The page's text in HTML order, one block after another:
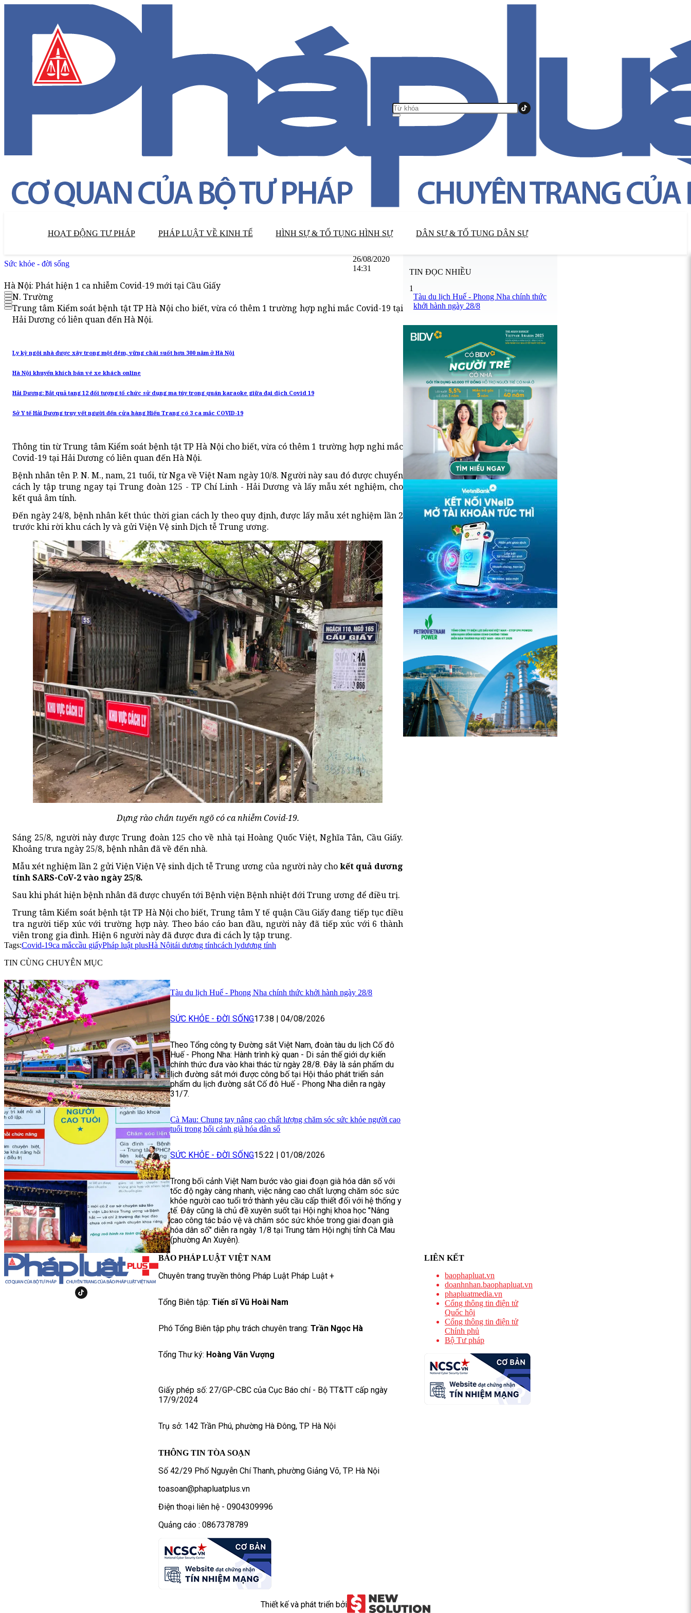
HOẠT ĐỘNG TƯ PHÁP PHÁP LUẬT VỀ KINH TẾ HÌNH SỰ & TỐ TỤNG HÌNH SỰ DÂN SỰ & TỐ TỤNG DÂN SỰ
Sức khỏe - đời sống
26/08/2020
14:31
Hà Nội: Phát hiện 1 ca nhiễm Covid-19 mới tại Cầu Giấy
N. Trường
Trung tâm Kiểm soát bệnh tật TP Hà Nội cho biết, vừa có thêm 1 trường hợp nghi mắc Covid-19 tại
Hải Dương có liên quan đến Hà Nội.
Ly kỳ ngôi nhà được xây trong một đêm, vững chãi suốt hơn 300 năm ở Hà Nội
Hà Nội khuyến khích bán vé xe khách online
Hải Dương: Bắt quả tang 12 đối tượng tổ chức sử dụng ma túy trong quán karaoke giữa đại dịch Covid 19
Sở Y tế Hải Dương truy vết người đến cửa hàng Hiếu Trang có 3 ca mắc COVID-19
Thông tin từ Trung tâm Kiểm soát bệnh tật TP Hà Nội cho biết, vừa có thêm 1 trường hợp nghi mắc
Covid-19 tại Hải Dương có liên quan đến Hà Nội.
Bệnh nhân tên P. N. M., nam, 21 tuổi, từ Nga về Việt Nam ngày 10/8. Người này sau đó được chuyển
cách ly tập trung ngay tại Trung đoàn 125 - TP Chí Linh - Hải Dương và lấy mẫu xét nghiệm, cho
kết quả âm tính.
Đến ngày 24/8, bệnh nhân kết thúc thời gian cách ly theo quy định, được lấy mẫu xét nghiệm lần 2
trước khi rời khu cách ly và gửi Viện Vệ sinh Dịch tễ Trung ương.
Dựng rào chắn tuyến ngõ có ca nhiễm Covid-19.
Sáng 25/8, người này được Trung đoàn 125 cho về nhà tại Hoàng Quốc Việt, Nghĩa Tân, Cầu Giấy.
Khoảng trưa ngày 25/8, bệnh nhân đã về đến nhà.
Mẫu xét nghiệm lần 2 gửi Viện Viện Vệ sinh dịch tễ Trung ương của người này chokết quả dương
tính SARS-CoV-2 vào ngày 25/8.
Sau khi phát hiện bệnh nhân đã được chuyển tới Bệnh viện Bệnh nhiệt đới Trung ương để điều trị.
Trung tâm Kiểm soát bệnh tật TP Hà Nội cho biết, Trung tâm Y tế quận Cầu Giấy đang tiếp tục điều
tra người tiếp xúc với trường hợp này. Theo báo cáo ban đầu, người này đã tiếp xúc với 6 thành
viên trong gia đình. Hiện 6 người này đã được đưa đi cách ly tập trung.
Tags:Covid-19ca mắccầu giấyPháp luật plusHà Nộitái dương tínhcách lydương tính
TIN CÙNG CHUYÊN MỤC
Tàu du lịch Huế - Phong Nha chính thức khởi hành ngày 28/8
SỨC KHỎE - ĐỜI SỐNG17:38 04/08/2026
Theo Tổng công ty Đường sắt Việt Nam, đoàn tàu du lịch Cố đô
Huế - Phong Nha: Hành trình kỳ quan - Di sản thế giới dự kiến
chính thức đưa vào khai thác từ ngày 28/8. Đây là sản phẩm du
lịch đường sắt mới được công bố tại Hội thảo phát triển sản
phẩm du lịch đường sắt Cố đô Huế - Phong Nha diễn ra ngày
31/7.
Cà Mau: Chung tay nâng cao chất lượng chăm sóc sức khỏe người cao
tuổi trong bối cảnh già hóa dân số
SỨC KHỎE - ĐỜI SỐNG15:22 01/08/2026
Trong bối cảnh Việt Nam bước vào giai đoạn già hóa dân số với
tốc độ ngày càng nhanh, việc nâng cao chất lượng chăm sóc sức
khỏe người cao tuổi trở thành yêu cầu cấp thiết đối với hệ thống y
tế. Đây cũng là chủ đề xuyên suốt tại Hội nghị khoa học "Nâng
cao công tác bảo vệ và chăm sóc sức khỏe trong giai đoạn già
hóa dân số" diễn ra ngày 1/8 tại Trung tâm Hội nghị tỉnh Cà Mau
(phường An Xuyên).
TIN ĐỌC NHIỀU
1
Tàu du lịch Huế - Phong Nha chính thức
khởi hành ngày 28/8
BÁO PHÁP LUẬT VIỆT NAM
Chuyên trang truyền thông Pháp Luật Pháp Luật +
Tổng Biên tập: Tiến sĩ Vũ Hoài Nam
Phó Tổng Biên tập phụ trách chuyên trang: Trần Ngọc Hà
Tổng Thư ký: Hoàng Văn Vượng
Giấy phép số: 27/GP-CBC của Cục Báo chí - Bộ TT&TT cấp ngày
17/9/2024
Trụ sở: 142 Trần Phú, phường Hà Đông, TP Hà Nội
THÔNG TIN TÒA SOẠN
Số 42/29 Phố Nguyễn Chí Thanh, phường Giảng Võ, TP. Hà Nội
toasoan@phapluatplus.vn
Điện thoại liên hệ - 0904309996
Quảng cáo : 0867378789
LIÊN KẾT
baophapluat.vn
doanhnhan.baophapluat.vn
phapluatmedia.vn
Cổng thông tin điện tử
Quốc hội
Cổng thông tin điện tử
Chính phủ
Bộ Tư pháp
Thiết kế và phát triển bởi